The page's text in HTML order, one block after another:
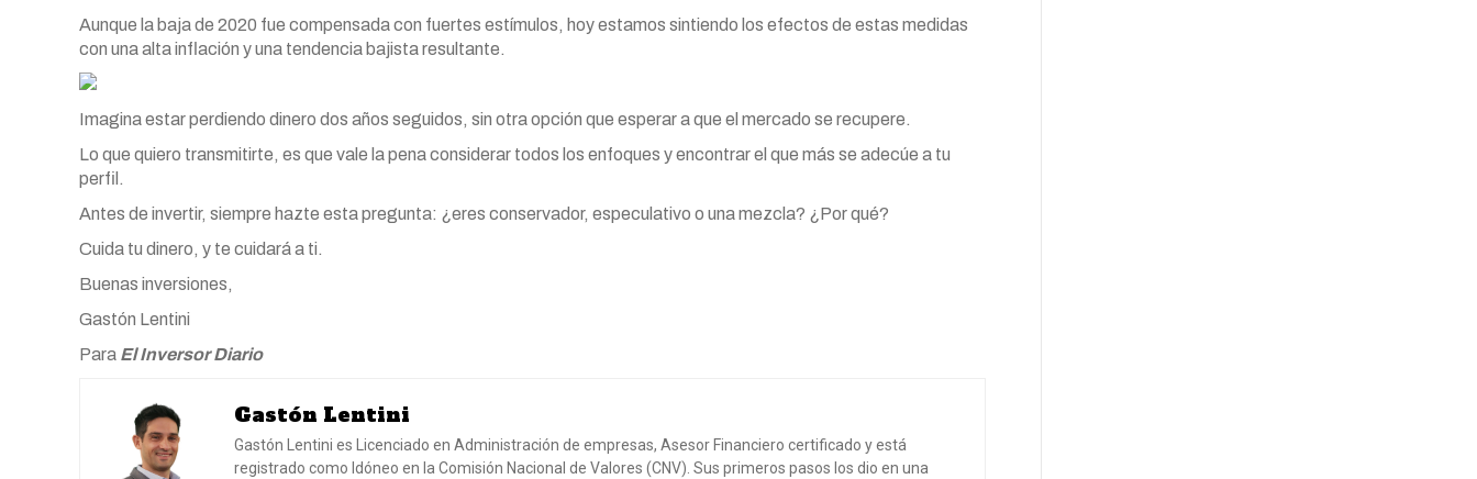
Aunque la baja de 2020 fue compensada con fuertes estímulos, hoy estamos sintiendo los efectos de estas medidas
con una alta inflación y una tendencia bajista resultante.
Imagina estar perdiendo dinero dos años seguidos, sin otra opción que esperar a que el mercado se recupere.
Lo que quiero transmitirte, es que vale la pena considerar todos los enfoques y encontrar el que más se adecúe a tu
perfil.
Antes de invertir, siempre hazte esta pregunta: ¿eres conservador, especulativo o una mezcla? ¿Por qué?
Cuida tu dinero, y te cuidará a ti.
Buenas inversiones,
Gastón Lentini
Para El Inversor Diario
Gastón Lentini
Gastón Lentini es Licenciado en Administración de empresas, Asesor Financiero certificado y está
registrado como Idóneo en la Comisión Nacional de Valores (CNV). Sus primeros pasos los dio en una